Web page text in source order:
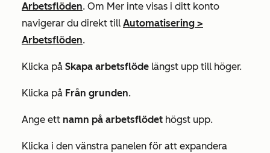
Arbetsflöden. Om Mer inte visas i ditt konto
navigerar du direkt till Automatisering >
Arbetsflöden.
Klicka på Skapa arbetsflöde längst upp till höger.
Klicka på Från grunden.
Ange ett namn på arbetsflödet högst upp.
Klicka i den vänstra panelen för att expandera